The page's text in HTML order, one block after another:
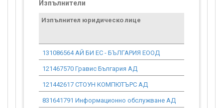
Изпълнители
Изпълнител юридическо лице
131086564 АЙ БИ ЕС - БЪЛГАРИЯ ЕООД
121467570 Гравис България АД
121442617 СТОУН КОМПЮТЪРС АД
831641791 Информационно обслужване АД